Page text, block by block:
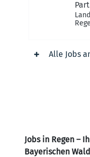
Alle Jobs
Jobs in Regen –
Bayerischen